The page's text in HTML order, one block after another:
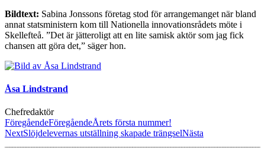
Bildtext: Sabina Jonssons företag stod för arrangemanget när bland
annat statsministern kom till Nationella innovationsrådets möte i
Skellefteå. ”Det är jätteroligt att en lite samisk aktör som jag fick
chansen att göra det,” säger hon.
Åsa Lindstrand
Chefredaktör
FöregåendeFöregåendeÅrets första nummer!
NextSlöjdelevernas utställning skapade trängselNästa